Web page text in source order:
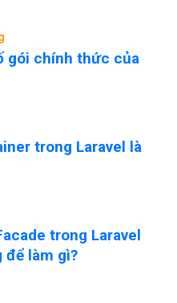
gói chính thức của
trong Laravel là
trong Laravel
làm gì?